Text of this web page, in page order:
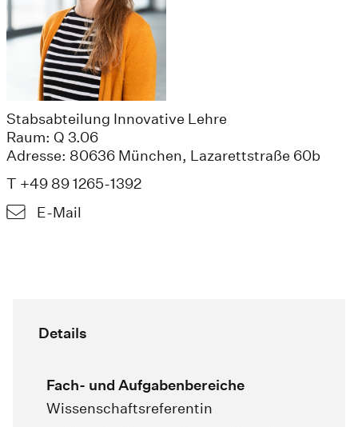
Stabsabteilung Innovative Lehre
Raum: Q 3.06
Adresse: 80636 München, Lazarettstraße 60b
T +49 89 1265-1392
E-Mail
Details
Fach- und Aufgabenbereiche
Wissenschaftsreferentin